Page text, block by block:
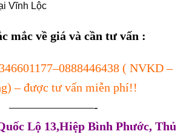
Vĩnh Lộc
mắc về giá và cần tư vấn :
–0888446438( NVKD –
– được tư vấn miễn phí!!
———————-
Lộ 13,Hiệp Bình Phước, Thủ